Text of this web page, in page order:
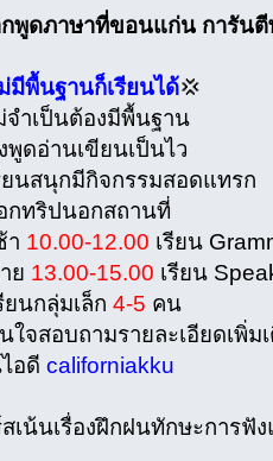
พูดภาษาที่ขอนแก่น การันตี
มีพื้นฐานก็เรียนได้💢
จำเป็นต้องมีพื้นฐาน
พูดอ่านเขียนเป็นไว
ยนสนุกมีกิจกรรมสอดแทรก
กทริปนอกสถานที่
า 10.00-12.00 เรียน
ย 13.00-15.00 เรียน
ยนกลุ่มเล็ก 4-5 คน
ใจสอบถามรายละเอียดเพิ่ม
อดี californiakku
เน้นเรื่องฝึกฝนทักษะการฟั